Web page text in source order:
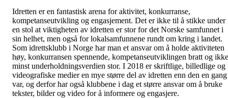
Idretten er en fantastisk arena for aktivitet, konkurranse,
kompetanseutvikling og engasjement. Det er ikke til å stikke under
en stol at viktigheten av idretten er stor for det Norske samfunnet i
sin helhet, men også for lokalsamfunnene rundt om kring i landet.
Som idrettsklubb i Norge har man et ansvar om å holde aktiviteten
høy, konkurransen spennende, kompetanseutviklingen bratt og ikke
minst underholdningsverdien stor. I 2018 er skriftlige, billedlige og
videografiske medier en mye større del av idretten enn den en gang
var, og derfor har også klubbene i dag et større ansvar om å bruke
tekster, bilder og video for å informere og engasjere.